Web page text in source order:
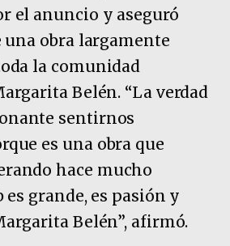
el anuncio y aseguró
una obra largamente
la comunidad
Belén. “La verdad
sentirnos
es una obra que
hace mucho
grande, es pasión y
Belén”, afirmó.